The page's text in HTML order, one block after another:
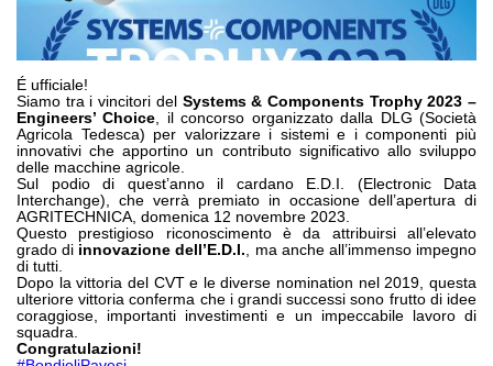
Pompe e motori a pistoni assiali
Motori elettrici brushless - Serie MS
Motori a pistoni radiali
Motori Orbitali prodotti per Bondioli & Pavesi
Sistemi di accoppiamento
Controllo
Circuiti idraulici Integrati
Valvole di controllo direzionale
Valvole a cartuccia
Valvole in linea
Servocomandi
Componenti Elettronici per Sistemi di Controllo
É ufficiale!
Siamo tra i vincitori del Systems & Components Trophy 2023 –
Engineers’ Choice, il concorso organizzato dalla DLG (Società
Agricola Tedesca) per valorizzare i sistemi e i componenti più
innovativi che apportino un contributo significativo allo sviluppo
delle macchine agricole.
Sul podio di quest’anno il cardano E.D.I. (Electronic Data
Interchange), che verrà premiato in occasione dell’apertura di
AGRITECHNICA, domenica 12 novembre 2023.
Questo prestigioso riconoscimento è da attribuirsi all’elevato
grado di innovazione dell’E.D.I., ma anche all’immenso impegno
di tutti.
Dopo la vittoria del CVT e le diverse nomination nel 2019, questa
ulteriore vittoria conferma che i grandi successi sono frutto di idee
coraggiose, importanti investimenti e un impeccabile lavoro di
squadra.
Congratulazioni!